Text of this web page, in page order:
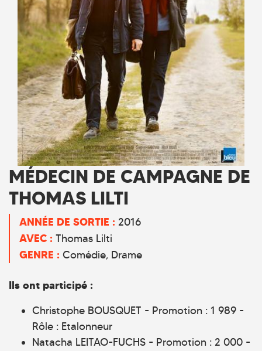
MÉDECIN DE CAMPAGNE DE
THOMAS LILTI
ANNÉE DE SORTIE : 2016
AVEC : Thomas Lilti
GENRE : Comédie Drame
Ils ont participé :
Christophe BOUSQUET - Promotion : 1 989 -
Rôle : Etalonneur
Natacha LEITAO-FUCHS - Promotion : 2 000 -